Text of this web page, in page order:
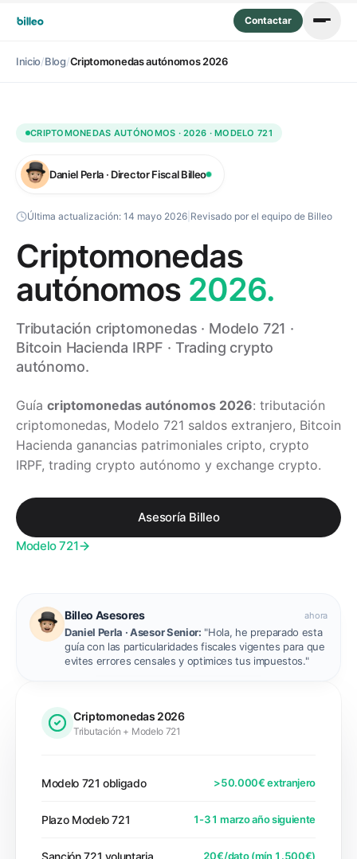
Contactar
Inicio/Blog/Criptomonedas autónomos 2026
CRIPTOMONEDAS AUTÓNOMOS · 2026 · MODELO 721
Daniel Perla · Director Fiscal Billeo
Última actualización: 14 mayo 2026 Revisado por el equipo de Billeo
Criptomonedas
autónomos 2026.
Tributación criptomonedas · Modelo 721 ·
Bitcoin Hacienda IRPF · Trading crypto
autónomo.
Guía criptomonedas autónomos 2026: tributación
criptomonedas, Modelo 721 saldos extranjero, Bitcoin
Hacienda ganancias patrimoniales cripto, crypto
IRPF, trading crypto autónomo y exchange crypto.
Asesoría Billeo
Modelo 721
Billeo Asesores ahora
Daniel Perla · Asesor Senior: "Hola, he preparado esta
guía con las particularidades fiscales vigentes para que
evites errores censales y optimices tus impuestos."
Criptomonedas 2026
Tributación + Modelo 721
Modelo 721 obligado >50.000€ extranjero
Plazo Modelo 721 1-31 marzo año siguiente
Sanción 721 voluntaria 20€/dato (mín 1.500€)